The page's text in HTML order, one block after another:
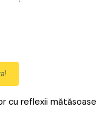
cu reflexii mătăsoase